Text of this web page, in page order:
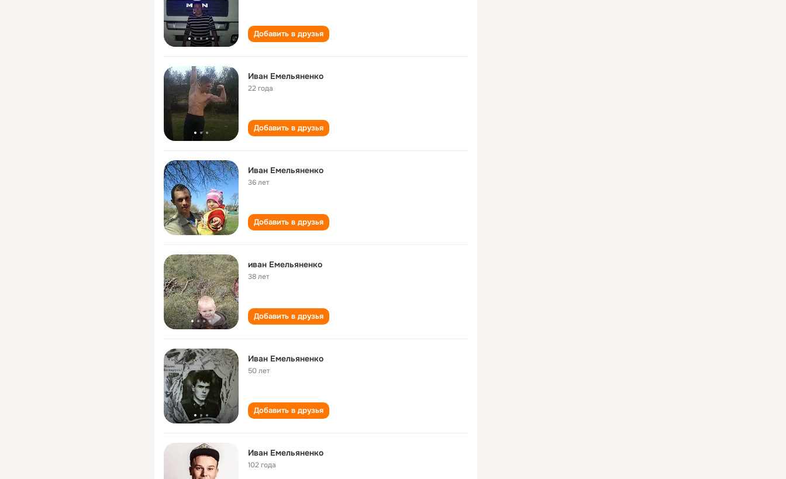
Добавить в друзья
Иван Емельяненко
22 года
Добавить в друзья
Иван Емельяненко
36 лет
Добавить в друзья
иван Емельяненко
38 лет
Добавить в друзья
Иван Емельяненко
50 лет
Добавить в друзья
Иван Емельяненко
102 года